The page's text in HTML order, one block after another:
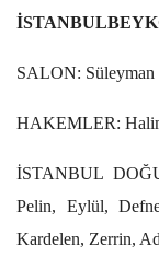
SALON: Süleyman
HAKEMLER:
İSTANBUL
Pelin, Eylül,
Kardelen, Zerrin,